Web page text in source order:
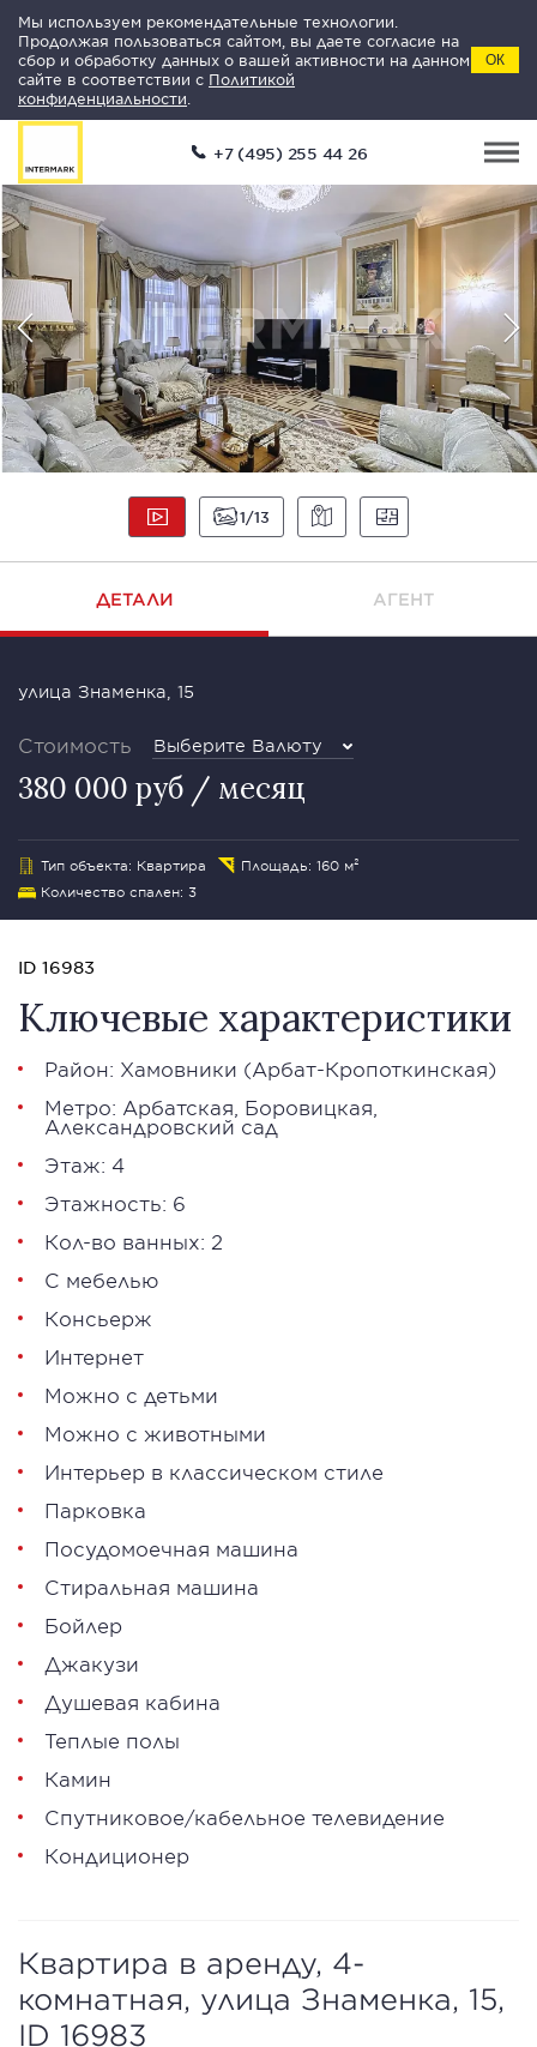
Мы используем рекомендательные технологии.
Продолжая пользоваться сайтом, вы даете согласие на
сбор и обработку данных о вашей активности на данном
сайте в соответствии с Политикой
конфиденциальности
ОК
+7 (495) 255 44 26
1 13
ДЕТАЛИ АГЕНТ
улица Знаменка, 15
Стоимость Выберите Валюту
380 000 руб / месяц
Тип объекта: Квартира
Площадь: 160 м²
Количество спален: 3
ID 16983
Ключевые характеристики
Район: Хамовники (Арбат-Кропоткинская)
Метро: Арбатская Боровицкая
Александровский сад
Этаж: 4
Этажность: 6
Кол-во ванных: 2
С мебелью
Консьерж
Интернет
Можно с детьми
Можно с животными
Интерьер в классическом стиле
Парковка
Посудомоечная машина
Стиральная машина
Бойлер
Джакузи
Душевая кабина
Теплые полы
Камин
Спутниковое/кабельное телевидение
Кондиционер
Квартира в аренду, 4-
комнатная, улица Знаменка, 15,
ID 16983